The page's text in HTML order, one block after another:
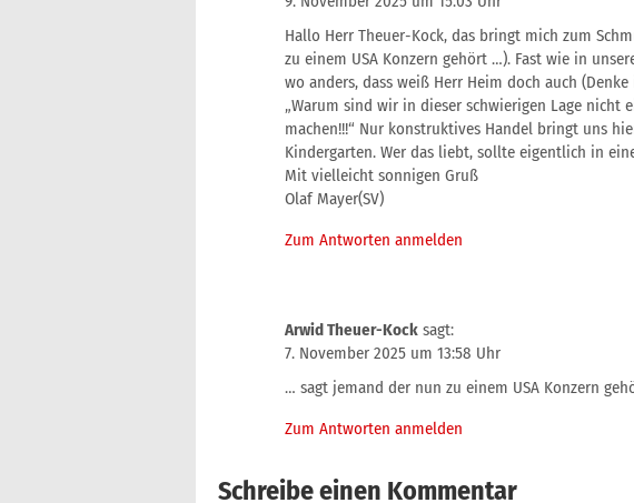
Hallo Herr Theuer-Kock, das bringt mich zum
zu einem USA Konzern gehört …). Fast wie in
wo anders, dass weiß Herr Heim doch auch
„Warum sind wir in dieser schwierigen Lage nicht
machen!!!“ Nur konstruktives Handel bringt uns
Kindergarten. Wer das liebt, sollte eigentlich in
Mit vielleicht sonnigen Gruß
Olaf Mayer(SV)
Zum Antworten anmelden
Arwid Theuer-Kock sagt:
7. November 2025 um 13:58 Uhr
… sagt jemand der nun zu einem USA Konzern
Zum Antworten anmelden
Schreibe einen Kommentar